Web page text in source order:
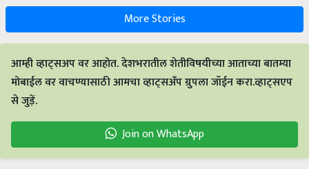
More Stories
आम्ही व्हाट्सअप वर आहोत. देशभरातील शेतीविषयीच्या आताच्या बातम्या
मोबाईल वर वाचण्यासाठी आमचा व्हाट्सअँप ग्रुपला जॉईन करा.व्हाट्सएप
से जुड़ें.
Join on WhatsApp